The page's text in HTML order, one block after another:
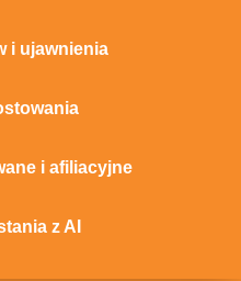
i ujawnienia
i afiliacyjne
z AI